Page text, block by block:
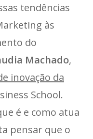
tendências
às
do
Machado,
inovação da
School.
é e como atua
pensar que o